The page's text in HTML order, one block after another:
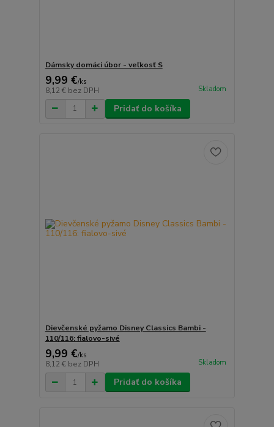
Dámsky domáci úbor - veľkosť S
9,99 €/ks
8,12 € bez DPH Skladom
Pridať do košíka
Dievčenské pyžamo Disney Classics Bambi -
110/116: fialovo-sivé
9,99 €/ks
8,12 € bez DPH Skladom
Pridať do košíka